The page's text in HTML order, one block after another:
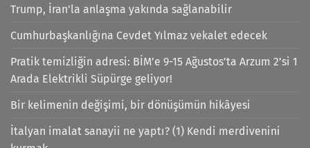
Trump, İran'la anlaşma yakında sağlanabilir
Cumhurbaşkanlığına Cevdet Yılmaz vekalet edecek
Pratik temizliğin adresi: BİM’e 9-15 Ağustos’ta Arzum 2’si 1
Arada Elektrikli Süpürge geliyor!
Bir kelimenin değişimi, bir dönüşümün hikâyesi
İtalyan imalat sanayii ne yaptı? (1) Kendi merdivenini